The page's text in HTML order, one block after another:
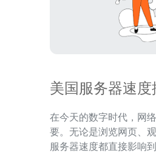
美国服务器速度
在今天的数字时代，网
要。无论是浏览网页、
服务器速度都直接影响